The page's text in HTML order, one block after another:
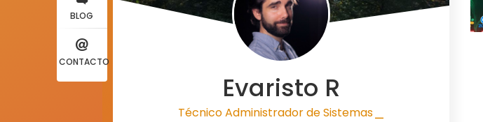
BLOG
CONTACTO
Evaristo R
Técnico Administrador de Sistemas |